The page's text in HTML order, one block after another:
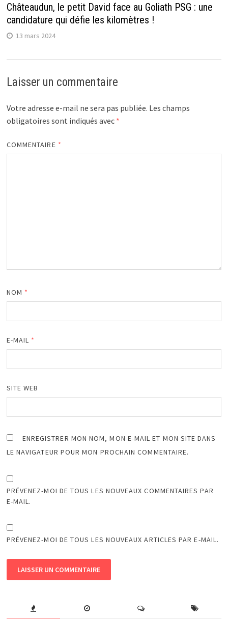
Châteaudun, le petit David face au Goliath PSG : une
candidature qui défie les kilomètres !
13 mars 2024
Laisser un commentaire
Votre adresse e-mail ne sera pas publiée. Les champs
obligatoires sont indiqués avec *
COMMENTAIRE *
NOM *
E-MAIL *
SITE WEB
ENREGISTRER MON NOM, MON E-MAIL ET MON SITE DANS
LE NAVIGATEUR POUR MON PROCHAIN COMMENTAIRE.
PRÉVENEZ-MOI DE TOUS LES NOUVEAUX COMMENTAIRES PAR
E-MAIL.
PRÉVENEZ-MOI DE TOUS LES NOUVEAUX ARTICLES PAR E-MAIL.